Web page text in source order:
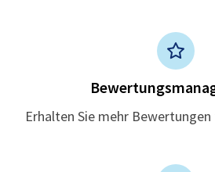
Erhalten Sie mehr